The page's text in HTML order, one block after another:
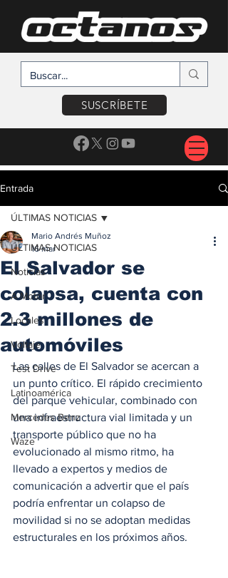
SUSCRÍBETE
Entrada
ÚLTIMAS NOTICIAS
Noticias
A Motor
Locales
Voltaje
Test Drive
Latinoamérica
Mercedes Benz
Waze
ÚLTIMAS NOTICIAS
El Salvador se
colapsa, cuenta con
2.3 millones de
automóviles
Mario Andrés Muñoz
16 mar
Las calles de El Salvador se acercan a
un punto crítico. El rápido crecimiento
del parque vehicular, combinado con
una infraestructura vial limitada y un
transporte público que no ha
evolucionado al mismo ritmo, ha
llevado a expertos y medios de
comunicación a advertir que el país
podría enfrentar un colapso de
movilidad si no se adoptan medidas
estructurales en los próximos años.